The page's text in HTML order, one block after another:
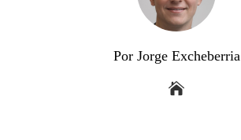
Por Jorge Excheberria